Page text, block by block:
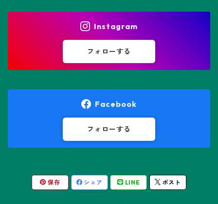
エリオシケ属
オレオケレウス属
friedrichii LB 2178
キリンドロオプンチア属
パキポディウム属
フェネストラリア属
プセウドリトス属
ユーフォルビア属
Instagram
フォローする
Facebook
フォローする
保存 シェア LINE ポスト